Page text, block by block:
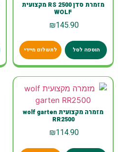
מזמרת סדן RS 2500 מקצועית
WOLF
₪145.90
הוספה לסל לתשלום מיידי
מזמרה מקצועית wolf garten
RR2500
₪114.90